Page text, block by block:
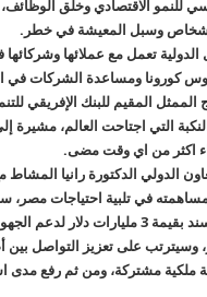
وسبل المعيشة في خطر.
تعمل مع عملائها وشركائها
كورونا ومساعدة الشركات في
الممثل المقيم للبنك الإفريقي
التي اجتاحت العالم، مشيرة
اكثر من اي وقت مضى.
الدولي الدكتورة رانيا
في تلبية احتياجات مصر،
اصدر البنك الافريقي للتنمية سند
وسيترتب على تعزيز التواصل
ملكية مشتركة، ومن ثم رفع مدى